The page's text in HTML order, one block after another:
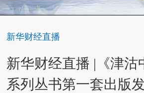
新华财经直播
新华财经直播 |《津沽
系列丛书第一套出版